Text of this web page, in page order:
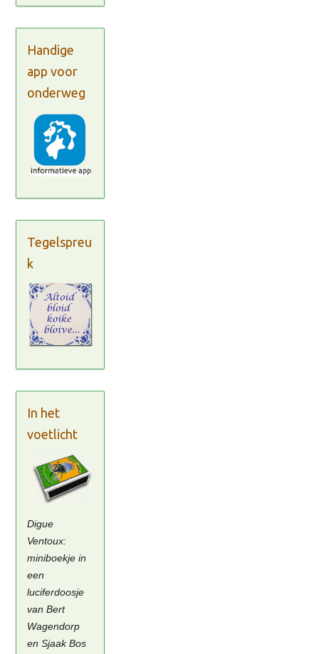
Handige
app voor
onderweg
Tegelspreu
k
In het
voetlicht
Digue
Ventoux:
miniboekje in
een
luciferdoosje
van Bert
Wagendorp
en Sjaak Bos